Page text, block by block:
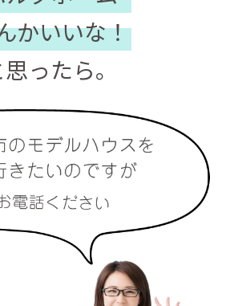
かいいな！
思ったら。